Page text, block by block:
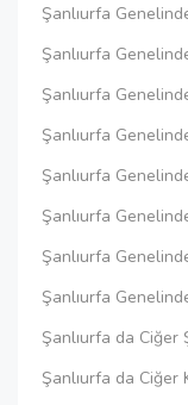
Şanlıurfa
Şanlıurfa
Şanlıurfa
Şanlıurfa
Şanlıurfa
Şanlıurfa
Şanlıurfa
Şanlıurfa
Şanlıurfa da Ciğer
Şanlıurfa da Ciğer